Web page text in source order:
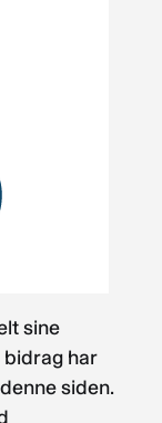
sine
bidrag har
siden.